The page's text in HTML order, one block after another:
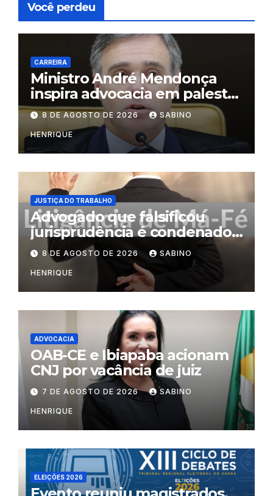
Você perdeu
CARREIRA
Ministro André Mendonça
inspira advocacia em palestra
na OAB do Rio
8 DE AGOSTO DE 2026 SABINO
HENRIQUE
JUSTIÇA DO TRABALHO
Advogado que falsificou
jurisprudência é condenado
por litigância de má-fé
8 DE AGOSTO DE 2026 SABINO
HENRIQUE
ADVOCACIA
OAB-CE e Ibiapaba acionam
CNJ por vacância de juiz
7 DE AGOSTO DE 2026 SABINO
HENRIQUE
ELEIÇÕES 2026